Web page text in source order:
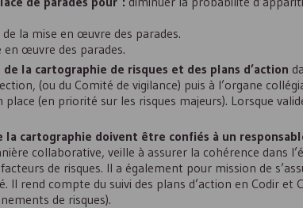
la mise en œuvre des parades.
en œuvre des parades.
la cartographie de risques et des plans d’action
(ou du Comité de vigilance) puis à l’organe
place (en priorité sur les risques majeurs). Lorsque
la cartographie doivent être confiés à un
collaborative, veille à assurer la cohérence dans
de risques. Il a également pour mission de
Il rend compte du suivi des plans d’action en Codir et
de risques).